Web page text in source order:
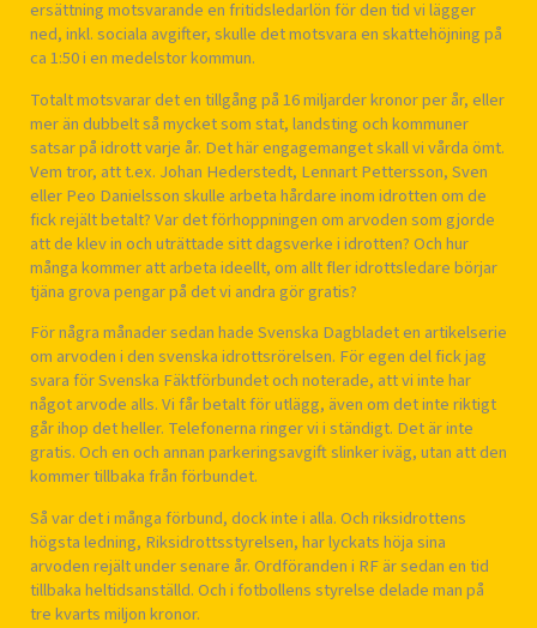
ersättning motsvarande en fritidsledarlön för den tid vi lägger
ned, inkl. sociala avgifter, skulle det motsvara en skattehöjning på
ca 1:50 i en medelstor kommun.
Totalt motsvarar det en tillgång på 16 miljarder kronor per år, eller
mer än dubbelt så mycket som stat, landsting och kommuner
satsar på idrott varje år. Det här engagemanget skall vi vårda ömt.
Vem tror, att t.ex. Johan Hederstedt, Lennart Pettersson, Sven
eller Peo Danielsson skulle arbeta hårdare inom idrotten om de
fick rejält betalt? Var det förhoppningen om arvoden som gjorde
att de klev in och uträttade sitt dagsverke i idrotten? Och hur
många kommer att arbeta ideellt, om allt fler idrottsledare börjar
tjäna grova pengar på det vi andra gör gratis?
För några månader sedan hade Svenska Dagbladet en artikelserie
om arvoden i den svenska idrottsrörelsen. För egen del fick jag
svara för Svenska Fäktförbundet och noterade, att vi inte har
något arvode alls. Vi får betalt för utlägg, även om det inte riktigt
går ihop det heller. Telefonerna ringer vi i ständigt. Det är inte
gratis. Och en och annan parkeringsavgift slinker iväg, utan att den
kommer tillbaka från förbundet.
Så var det i många förbund, dock inte i alla. Och riksidrottens
högsta ledning, Riksidrottsstyrelsen, har lyckats höja sina
arvoden rejält under senare år. Ordföranden i RF är sedan en tid
tillbaka heltidsanställd. Och i fotbollens styrelse delade man på
tre kvarts miljon kronor.